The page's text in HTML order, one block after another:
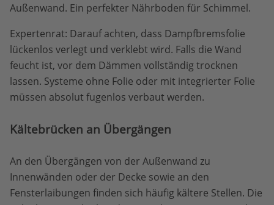
Außenwand. Ein perfekter Nährboden für Schimmel.
Expertenrat: Darauf achten, dass Dampfbremsfolie
lückenlos verlegt und verklebt wird. Falls die Wand
feucht ist, vor dem Dämmen vollständig trocknen
lassen. Systeme ohne Folie oder mit integrierter Folie
müssen absolut fugenlos verbaut werden.
Kältebrücken an Übergängen
An den Übergängen von der Außenwand zu
Innenwänden oder der Decke sowie an den
Fensterlaibungen finden sich häufig kältere Stellen. Die